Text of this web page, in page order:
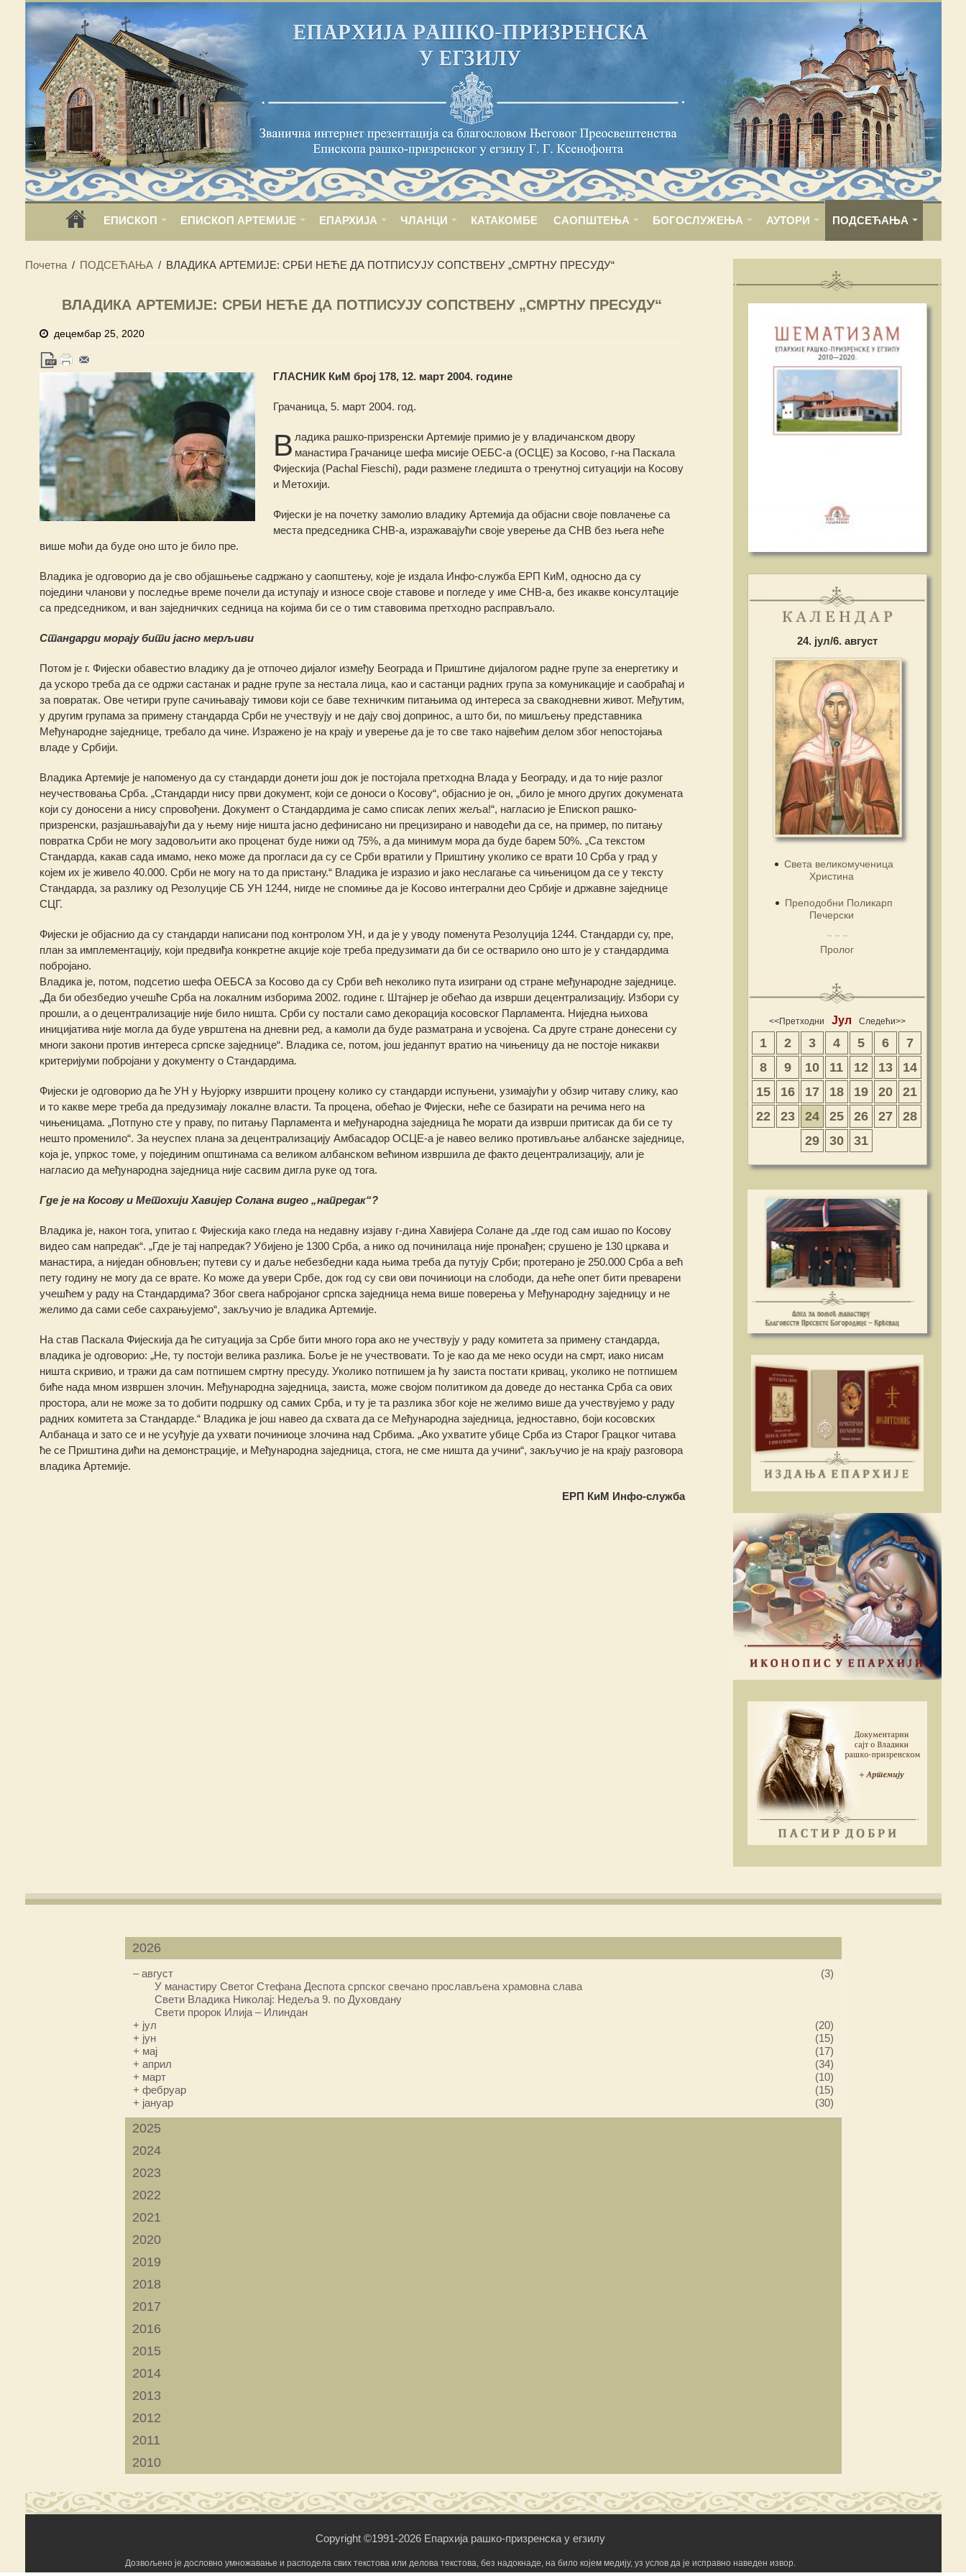
ЕПИСКОП ЕПИСКОП АРТЕМИЈЕ ЕПАРХИЈА ЧЛАНЦИ КАТАКОМБЕ САОПШТЕЊА БОГОСЛУЖЕЊА АУТОРИ ПОДСЕЋАЊА
Почетна / ПОДСЕЋАЊА / ВЛАДИКА АРТЕМИЈЕ: СРБИ НЕЋЕ ДА ПОТПИСУЈУ СОПСТВЕНУ „СМРТНУ ПРЕСУДУ“
ВЛАДИКА АРТЕМИЈЕ: СРБИ НЕЋЕ ДА ПОТПИСУЈУ СОПСТВЕНУ „СМРТНУ ПРЕСУДУ“
децембар 25, 2020
ГЛАСНИК КиМ број 178, 12. март 2004. године
Грачаница, 5. март 2004. год.
В ладика рашко-призренски Артемије примио је у владичанском двору
манастира Грачанице шефа мисије ОЕБС-а (ОСЦЕ) за Косово, г-на Паскала
Фијескија (Pachal Fieschi), ради размене гледишта о тренутној ситуацији на Косову
и Метохији.
Фијески је на почетку замолио владику Артемија да објасни своје повлачење са
места председника СНВ-а, изражавајући своје уверење да СНВ без њега неће
више моћи да буде оно што је било пре.
Владика је одговорио да је сво објашњење садржано у саопштењу, које је издала Инфо-служба ЕРП КиМ, односно да су
поједини чланови у последње време почели да иступају и износе своје ставове и погледе у име СНВ-а, без икакве консултације
са председником, и ван заједничких седница на којима би се о тим ставовима претходно расправљало.
Стандарди морају бити јасно мерљиви
Потом је г. Фијески обавестио владику да је отпочео дијалог између Београда и Приштине дијалогом радне групе за енергетику и
да ускоро треба да се одржи састанак и радне групе за нестала лица, као и састанци радних група за комуникације и саобраћај и
за повратак. Ове четири групе сачињавају тимови који се баве техничким питањима од интереса за свакодневни живот. Међутим,
у другим групама за примену стандарда Срби не учествују и не дају свој допринос, а што би, по мишљењу представника
Међународне заједнице, требало да чине. Изражено је на крају и уверење да је то све тако највећим делом због непостојања
владе у Србији.
Владика Артемије је напоменуо да су стандарди донети још док је постојала претходна Влада у Београду, и да то није разлог
неучествовања Срба. „Стандарди нису први документ, који се доноси о Косову“, објаснио је он, „било је много других докумената
који су доносени а нису спровођени. Документ о Стандардима је само списак лепих жеља!“, нагласио је Епископ рашко-
призренски, разјашњавајући да у њему није ништа јасно дефинисано ни прецизирано и наводећи да се, на пример, по питању
повратка Срби не могу задовољити ако проценат буде нижи од 75%, а да минимум мора да буде барем 50%. „Са текстом
Стандарда, какав сада имамо, неко може да прогласи да су се Срби вратили у Приштину уколико се врати 10 Срба у град у
којем их је живело 40.000. Срби не могу на то да пристану.“ Владика је изразио и јако неслагање са чињеницом да се у тексту
Стандарда, за разлику од Резолуције СБ УН 1244, нигде не спомиње да је Косово интегрални део Србије и државне заједнице
СЦГ.
Фијески је објаснио да су стандарди написани под контролом УН, и да је у уводу поменута Резолуција 1244. Стандарди су, пре,
план за имплементацију, који предвиђа конкретне акције које треба предузимати да би се остварило оно што је у стандардима
побројано.
Владика је, потом, подсетио шефа ОЕБСА за Косово да су Срби већ неколико пута изиграни од стране међународне заједнице.
„Да би обезбедио учешће Срба на локалним изборима 2002. године г. Штајнер је обећао да изврши децентрализацију. Избори су
прошли, а о децентрализације није било ништа. Срби су постали само декорација косовског Парламента. Ниједна њихова
иницијатива није могла да буде уврштена на дневни ред, а камоли да буде разматрана и усвојена. Са друге стране донесени су
многи закони против интереса српске заједнице“. Владика се, потом, још једанпут вратио на чињеницу да не постоје никакви
критеријуми побројани у документу о Стандардима.
Фијески је одговорио да ће УН у Њујорку извршити процену колико су стандарди испуњени, узимајући у обзир читаву слику, као
и то какве мере треба да предузимају локалне власти. Та процена, обећао је Фијески, неће се базирати на речима него на
чињеницама. „Потпуно сте у праву, по питању Парламента и међународна заједница ће морати да изврши притисак да би се ту
нешто променило“. За неуспех плана за децентрализацију Амбасадор ОСЦЕ-а је навео велико противљање албанске заједнице,
која је, упркос томе, у појединим општинама са великом албанском већином извршила де факто децентрализацију, али је
нагласио да међународна заједница није сасвим дигла руке од тога.
Где је на Косову и Метохији Хавијер Солана видео „напредак“?
Владика је, након тога, упитао г. Фијескија како гледа на недавну изјаву г-дина Хавијера Солане да „где год сам ишао по Косову
видео сам напредак“. „Где је тај напредак? Убијено је 1300 Срба, а нико од починилаца није пронађен; срушено је 130 цркава и
манастира, а ниједан обновљен; путеви су и даље небезбедни када њима треба да путују Срби; протерано је 250.000 Срба а већ
пету годину не могу да се врате. Ко може да увери Србе, док год су сви ови починиоци на слободи, да неће опет бити преварени
учешћем у раду на Стандардима? Због свега набројаног српска заједница нема више поверења у Међународну заједницу и не
желимо да сами себе сахрањујемо“, закључио је владика Артемије.
На став Паскала Фијескија да ће ситуација за Србе бити много гора ако не учествују у раду комитета за примену стандарда,
владика је одговорио: „Не, ту постоји велика разлика. Боље је не учествовати. То је као да ме неко осуди на смрт, иако нисам
ништа скривио, и тражи да сам потпишем смртну пресуду. Уколико потпишем ја ћу заиста постати кривац, уколико не потпишем
биће нада мном извршен злочин. Међународна заједница, заиста, може својом политиком да доведе до нестанка Срба са ових
простора, али не може за то добити подршку од самих Срба, и ту је та разлика због које не желимо више да учествујемо у раду
радних комитета за Стандарде.“ Владика је још навео да схвата да се Међународна заједница, једноставно, боји косовских
Албанаца и зато се и не усуђује да ухвати починиоце злочина над Србима. „Ако ухватите убице Срба из Старог Грацког читава
ће се Приштина дићи на демонстрације, и Међународна заједница, стога, не сме ништа да учини“, закључио је на крају разговора
владика Артемије.
ЕРП КиМ Инфо-служба
24. јул/6. август
Света великомученица
Христина
Преподобни Поликарп
Печерски
Пролог
<<Претходни Јул Следећи>>
1 2 3 4 5 6
7
8
9 10 11 12 13
14
15
16 17 18 19 20
21
22
23 24 25 26 27
28
29
30 31
2026
–август
(3)
У манастиру Светог Стефана Деспота српског свечано прослављена храмовна слава
Свети Владика Николај: Недеља 9. по Духовдану
Свети пророк Илија – Илиндан
+ јул
(20)
+ јун
(15)
+ мај
(17)
+ април
(34)
+ март
(10)
+ фебруар
(15)
+ јануар (30)
2025
2024
2023
2022
2021
2020
2019
2018
2017
2016
2015
2014
2013
2012
2011
2010
Copyright ©1991-2026 Епархија рашко-призренска у егзилу
Дозвољено је дословно умножавање и расподела свих текстова или делова текстова, без надокнаде, на било којем медију, уз услов да је исправно наведен извор.